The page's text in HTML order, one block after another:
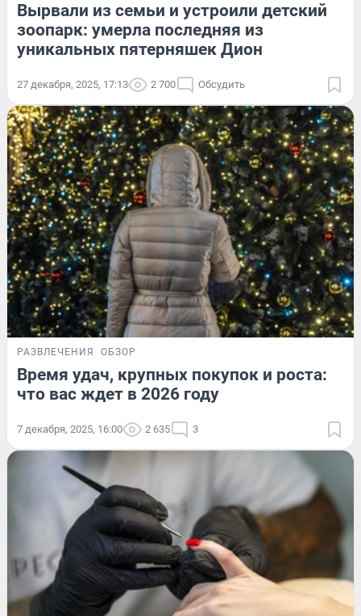
Вырвали из семьи и устроили детский
зоопарк: умерла последняя из
уникальных пятерняшек Дион
27 декабря, 2025, 17:13 2 700 Обсудить
РАЗВЛЕЧЕНИЯ ОБЗОР
Время удач, крупных покупок и роста:
что вас ждет в 2026 году
7 декабря, 2025, 16:00 2 635 3